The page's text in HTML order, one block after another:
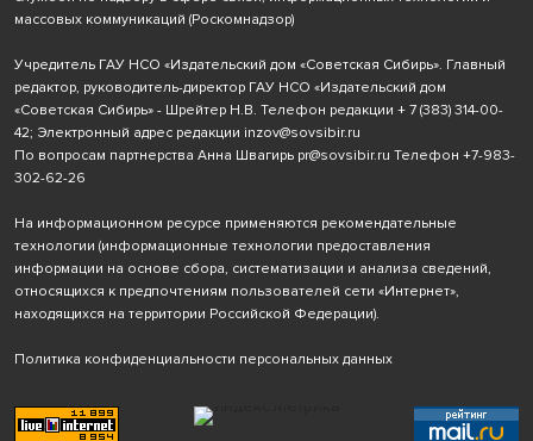
массовых коммуникаций (Роскомнадзор)
Учредитель ГАУ НСО «Издательский дом «Советская Сибирь». Главный
редактор, руководитель-директор ГАУ НСО «Издательский дом
«Советская Сибирь» - Шрейтер Н.В. Телефон редакции + 7 (383) 314-00-
42; Электронный адрес редакции inzov@sovsibir.ru
По вопросам партнерства Анна Швагирь pr@sovsibir.ru Телефон +7-983-
302-62-26
На информационном ресурсе применяются рекомендательные
технологии (информационные технологии предоставления
информации на основе сбора, систематизации и анализа сведений,
относящихся к предпочтениям пользователей сети «Интернет»,
находящихся на территории Российской Федерации).
Политика конфиденциальности персональных данных